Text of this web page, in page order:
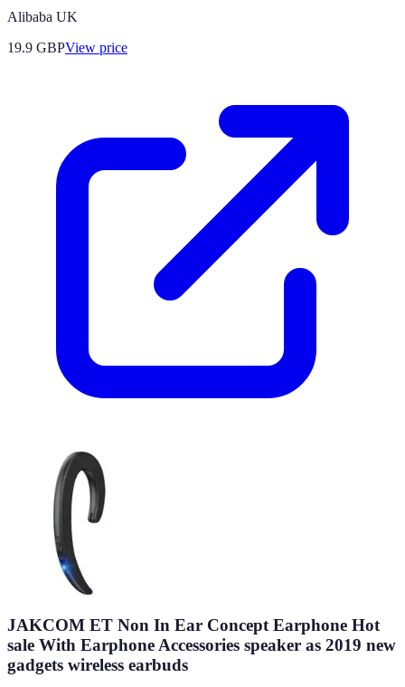
Alibaba UK
19.9 GBPView price
JAKCOM ET Non In Ear Concept Earphone Hot
sale With Earphone Accessories speaker as 2019 new
gadgets wireless earbuds